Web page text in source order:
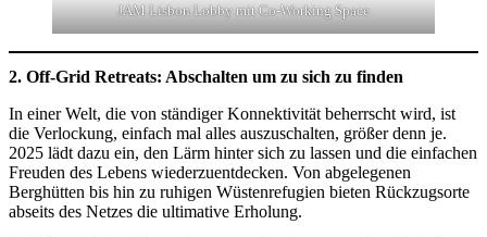
JAM Lisbon Lobby mit Co-Working Space
2. Off-Grid Retreats: Abschalten um zu sich zu finden
In einer Welt, die von ständiger Konnektivität beherrscht wird, ist
die Verlockung, einfach mal alles auszuschalten, größer denn je.
2025 lädt dazu ein, den Lärm hinter sich zu lassen und die einfachen
Freuden des Lebens wiederzuentdecken. Von abgelegenen
Berghütten bis hin zu ruhigen Wüstenrefugien bieten Rückzugsorte
abseits des Netzes die ultimative Erholung.